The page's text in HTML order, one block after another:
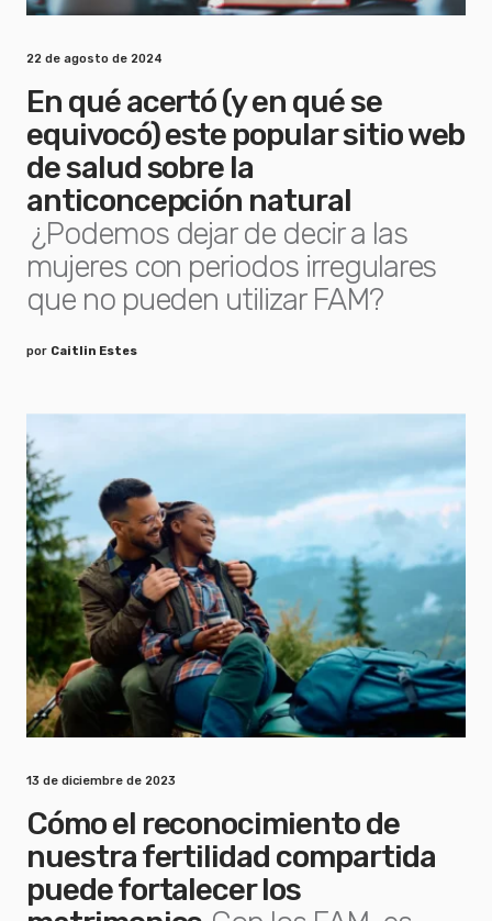
22 de agosto de 2024
En qué acertó (y en qué se
equivocó) este popular sitio web
de salud sobre la
anticoncepción natural
¿Podemos dejar de decir a las
mujeres con periodos irregulares
que no pueden utilizar FAM?
por Caitlin Estes
13 de diciembre de 2023
Cómo el reconocimiento de
nuestra fertilidad compartida
puede fortalecer los